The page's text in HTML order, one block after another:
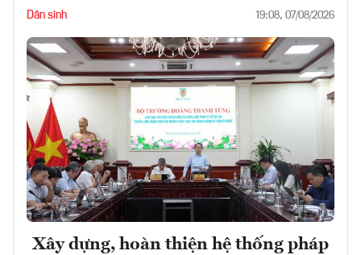
Dân sinh 19:08, 07/08/2026
Xây dựng, hoàn thiện hệ thống pháp